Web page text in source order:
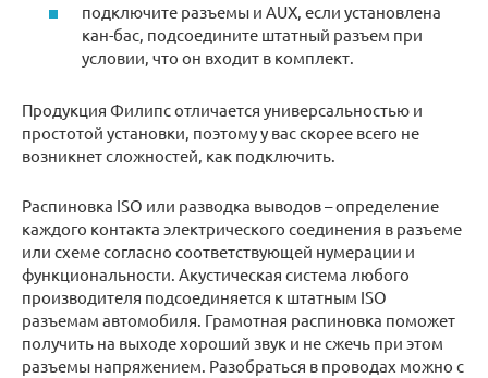
подключите разъемы и AUX, если установлена
кан-бас, подсоедините штатный разъем при
условии, что он входит в комплект.
Продукция Филипс отличается универсальностью и
простотой установки, поэтому у вас скорее всего не
возникнет сложностей, как подключить.
Распиновка ISO или разводка выводов – определение
каждого контакта электрического соединения в разъеме
или схеме согласно соответствующей нумерации и
функциональности. Акустическая система любого
производителя подсоединяется к штатным ISO
разъемам автомобиля. Грамотная распиновка поможет
получить на выходе хороший звук и не сжечь при этом
разъемы напряжением. Разобраться в проводах можно с